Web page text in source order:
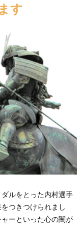
す
ルをとった内村選手
つきつけられまし
ーといった心の闇が